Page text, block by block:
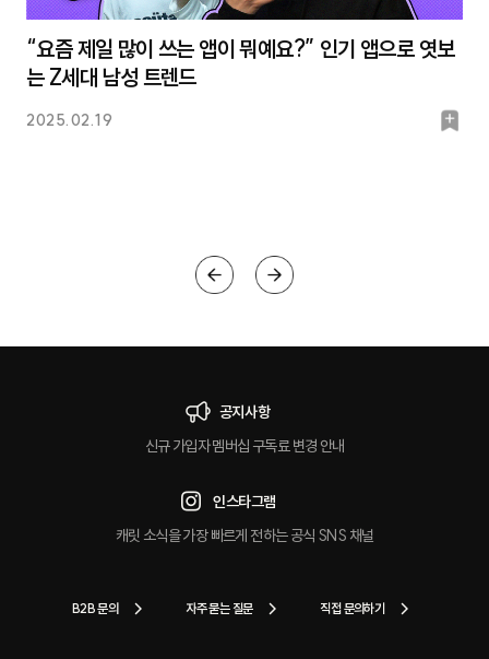
“요즘 제일 많이 쓰는 앱이 뭐예요?” 인기 앱으로 엿보
는 Z세대 남성 트렌드
2025.02.19
북
공지사항
신규 가입자 멤버십 구독료 변경 안내
인스타그램
캐릿 소식을 가장 빠르게 전하는 공식 SNS 채널
B2B 문의 자주 묻는 질문 직접 문의하기